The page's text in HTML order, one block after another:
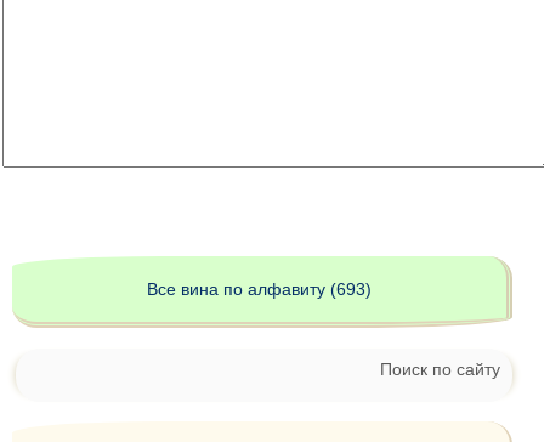
Все вина по алфавиту (693)
Поиск по сайту